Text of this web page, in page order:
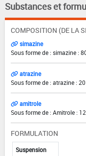
Substances et
COMPOSITION (DE LA
simazine
Sous forme de : simazine :
atrazine
Sous forme de : atrazine :
amitrole
Sous forme de : Amitrole :
FORMULATION
Suspension